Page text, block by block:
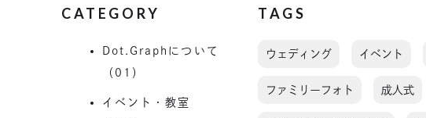
CATEGORY
Dot.Graphについて
（01）
イベント・教室
TAGS
ウェディング イベント
ファミリーフォト 成人式